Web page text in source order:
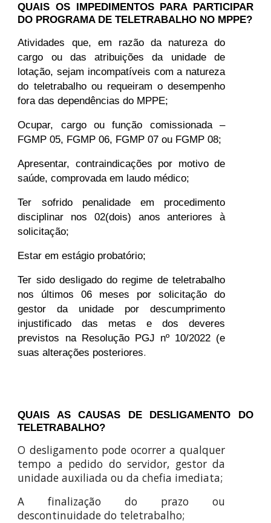
QUAIS OS IMPEDIMENTOS PARA PARTICIPAR
DO PROGRAMA DE TELETRABALHO NO MPPE?
Atividades que, em razão da natureza do
cargo ou das atribuições da unidade de
lotação, sejam incompatíveis com a natureza
do teletrabalho ou requeiram o desempenho
fora das dependências do MPPE;
Ocupar, cargo ou função comissionada –
FGMP 05, FGMP 06, FGMP 07 ou FGMP 08;
Apresentar, contraindicações por motivo de
saúde, comprovada em laudo médico;
Ter sofrido penalidade em procedimento
disciplinar nos 02(dois) anos anteriores à
solicitação;
Estar em estágio probatório;
Ter sido desligado do regime de teletrabalho
nos últimos 06 meses por solicitação do
gestor da unidade por descumprimento
injustificado das metas e dos deveres
previstos na Resolução PGJ nº 10/2022 (e
suas alterações posteriores.
QUAIS AS CAUSAS DE DESLIGAMENTO DO
TELETRABALHO?
O desligamento pode ocorrer a qualquer
tempo a pedido do servidor, gestor da
unidade auxiliada ou da chefia imediata;
A finalização do prazo ou
descontinuidade do teletrabalho;